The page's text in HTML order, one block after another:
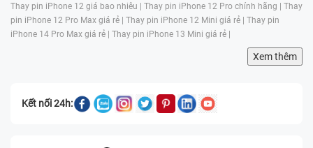
Thay pin iPhone 12 giá bao nhiêu | Thay pin iPhone 12 Pro chính hãng | Thay
pin iPhone 12 Pro Max giá rẻ | Thay pin iPhone 12 Mini giá rẻ | Thay pin
iPhone 14 Pro Max giá rẻ | Thay pin iPhone 13 Mini giá rẻ |
Xem thêm
Kết nối 24h: